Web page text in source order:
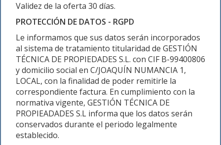
Validez de la oferta 30 días.
PROTECCIÓN DE DATOS - RGPD
Le informamos que sus datos serán incorporados
al sistema de tratamiento titularidad de GESTIÓN
TÉCNICA DE PROPIEDADES S.L. con CIF B-99400806
y domicilio social en C/JOAQUÍN NUMANCIA 1,
LOCAL, con la finalidad de poder remitirle la
correspondiente factura. En cumplimiento con la
normativa vigente, GESTIÓN TÉCNICA DE
PROPIEADADES S.L informa que los datos serán
conservados durante el periodo legalmente
establecido.